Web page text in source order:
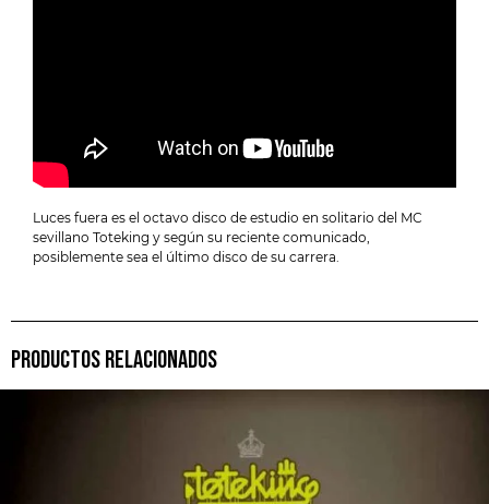
Luces fuera es el octavo disco de estudio en solitario del MC
sevillano Toteking y según su reciente comunicado,
posiblemente sea el último disco de su carrera.
PRODUCTOS RELACIONADOS